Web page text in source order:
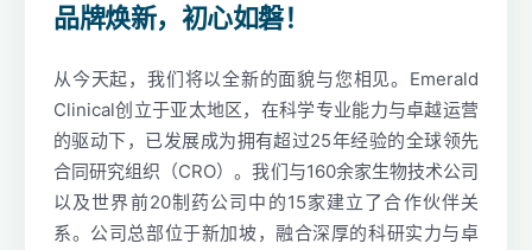
品牌焕新，初心如磐！
从今天起，我们将以全新的面貌与您相见。Emerald
Clinical创立于亚太地区，在科学专业能力与卓越运营
的驱动下，已发展成为拥有超过25年经验的全球领先
合同研究组织（CRO）。我们与160余家生物技术公司
以及世界前20制药公司中的15家建立了合作伙伴关
系。公司总部位于新加坡，融合深厚的科研实力与卓